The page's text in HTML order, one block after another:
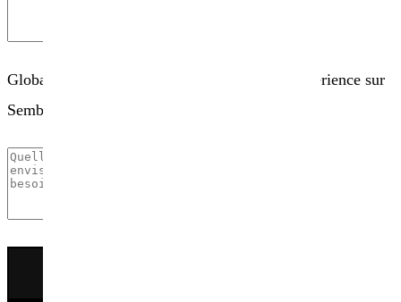
Globalement, comment évaluez-vous votre expérience sur
Sembio.fr ?